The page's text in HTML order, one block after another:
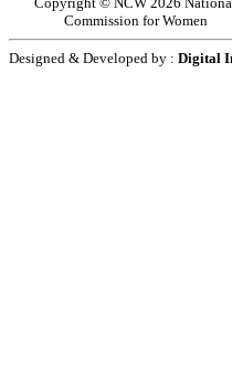
Commission for Women
Designed & Developed by : Digital